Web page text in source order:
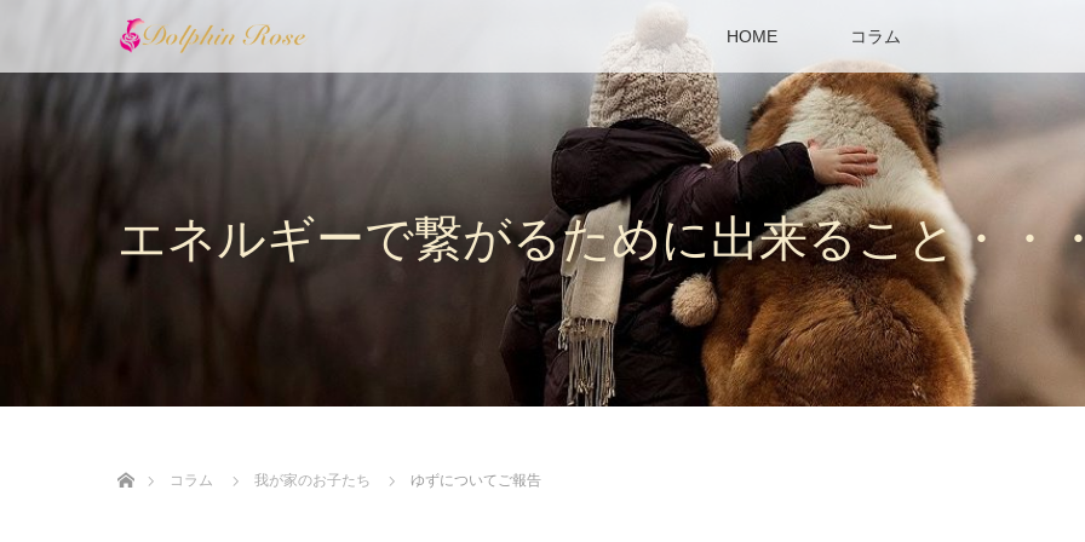
HOME コラム
エネルギーで繋がるために出来ること・・
コラム
我が家のお子たち ゆずについてご報告